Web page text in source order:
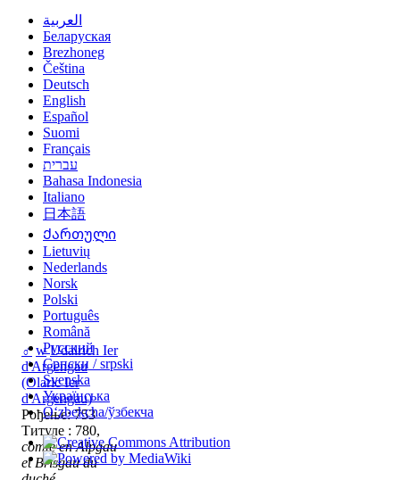
♂ w Udalrich Ier
d'Argengau
(Olaric Ier
d'Argengau)
Рођење: 753
Титуле : 780,
comte en Alpgau
et Brisgau du
العربية
Беларуская
Brezhoneg
Čeština
Deutsch
English
Español
Suomi
Français
עברית
Bahasa Indonesia
Italiano
日本語
Ქართული
Lietuvių
Nederlands
Norsk
Polski
Português
Română
Русский
Српски / srpski
Svenska
Українська
Oʻzbekcha/ўзбекча